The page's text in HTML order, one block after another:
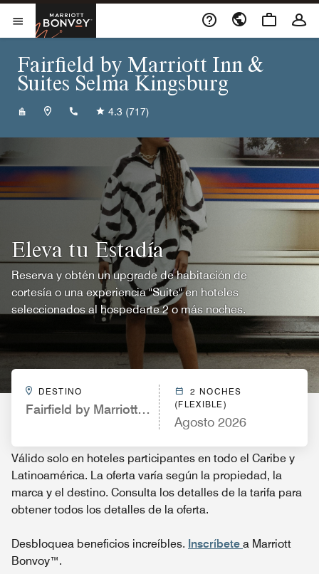
Skip to Content
Abrir el menú
Marriott Bonvoy
Fairfield by Marriott Inn &
Suites Selma Kingsburg
+15598978840
4.3 (717)
Eleva tu Estadía
Reserva y obtén un upgrade de habitación de
cortesía o una experiencia "Suite" en hoteles
seleccionados al hospedarte 2 o más noches.
DESTINO
Fairfield by Marriott Inn & Suites Selma Kingsburg
2 NOCHES
(FLEXIBLE)
Agosto 2026
Válido solo en hoteles participantes en todo el Caribe y
Latinoamérica. La oferta varía según la propiedad, la
marca y el destino. Consulta los detalles de la tarifa para
obtener todos los detalles de la oferta.
Desbloquea beneficios increíbles. Inscríbete a Marriott
Bonvoy™.